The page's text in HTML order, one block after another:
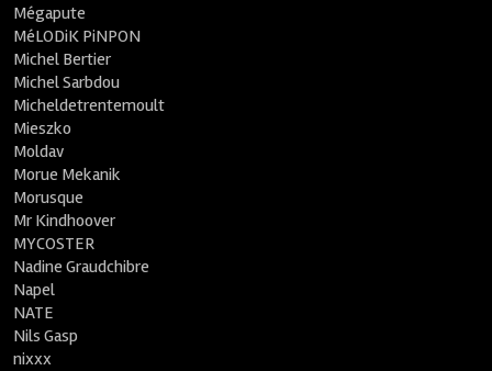
Mégapute
MéLODiK PiNPON
Michel Bertier
Michel Sarbdou
Micheldetrentemoult
Mieszko
Moldav
Morue Mekanik
Morusque
Mr Kindhoover
MYCOSTER
Nadine Graudchibre
Napel
NATE
Nils Gasp
nixxx